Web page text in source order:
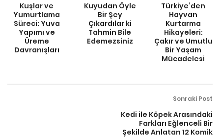
Kuşlar ve
Yumurtlama
Süreci: Yuva
Yapımı ve
Üreme
Davranışları
Kuyudan Öyle
Bir Şey
Çıkardılar ki
Tahmin Bile
Edemezsiniz
Türkiye’den
Hayvan
Kurtarma
Hikayeleri:
Çakır ve Umutlu
Bir Yaşam
Mücadelesi
Sonraki Post
Kedi ile Köpek Arasındaki
Farkları Eğlenceli Bir
Şekilde Anlatan 12 Komik